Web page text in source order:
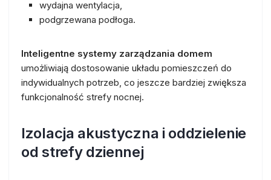
wydajna wentylacja,
podgrzewana podłoga.
Inteligentne systemy zarządzania domem
umożliwiają dostosowanie układu pomieszczeń do
indywidualnych potrzeb, co jeszcze bardziej zwiększa
funkcjonalność strefy nocnej.
Izolacja akustyczna i oddzielenie
od strefy dziennej